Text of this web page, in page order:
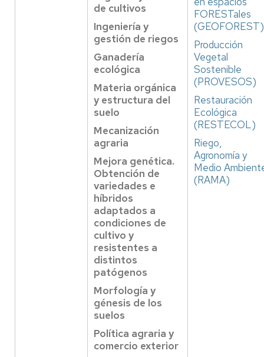
de cultivos
Ingeniería y
gestión de riegos
Ganadería
ecológica
Materia orgánica
y estructura del
suelo
Mecanización
agraria
Mejora genética.
Obtención de
variedades e
híbridos
adaptados a
condiciones de
cultivo y
resistentes a
distintos
patógenos
Morfología y
génesis de los
suelos
Política agraria y
comercio exterior
FORESTales
(GEOFOREST)
Producción
Vegetal
Sostenible
(PROVESOS)
Restauración
Ecológica
(RESTECOL)
Riego,
Agronomía y
Medio
(RAMA)